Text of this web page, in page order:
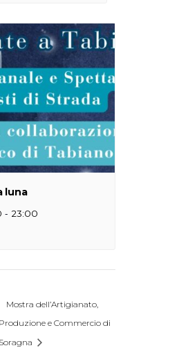
luna
- 23:00
Mostra dell’Artigianato,
Produzione e Commercio di
Soragna